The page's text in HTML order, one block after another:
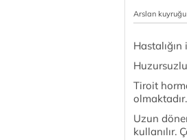
Arslan
Tiroit
Uzun
kullanılır.